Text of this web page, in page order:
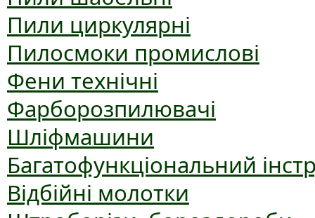
Пили циркулярні
Пилосмоки промислові
Фени технічні
Фарборозпилювачі
Шліфмашини
Багатофункціональний
Відбійні молотки